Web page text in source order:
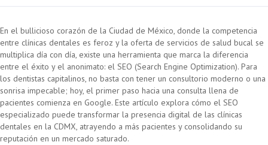
En el bullicioso corazón de la Ciudad de México, donde la competencia
entre clínicas dentales es feroz y la oferta de servicios de salud bucal se
multiplica día con día, existe una herramienta que marca la diferencia
entre el éxito y el anonimato: el SEO (Search Engine Optimization). Para
los dentistas capitalinos, no basta con tener un consultorio moderno o una
sonrisa impecable; hoy, el primer paso hacia una consulta llena de
pacientes comienza en Google. Este artículo explora cómo el SEO
especializado puede transformar la presencia digital de las clínicas
dentales en la CDMX, atrayendo a más pacientes y consolidando su
reputación en un mercado saturado.